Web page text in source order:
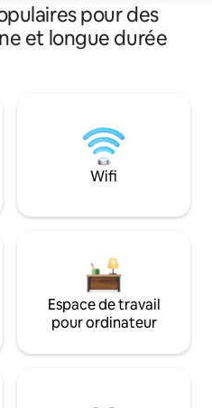
pour des
et longue durée
Wifi
Espace de travail
pour ordinateur